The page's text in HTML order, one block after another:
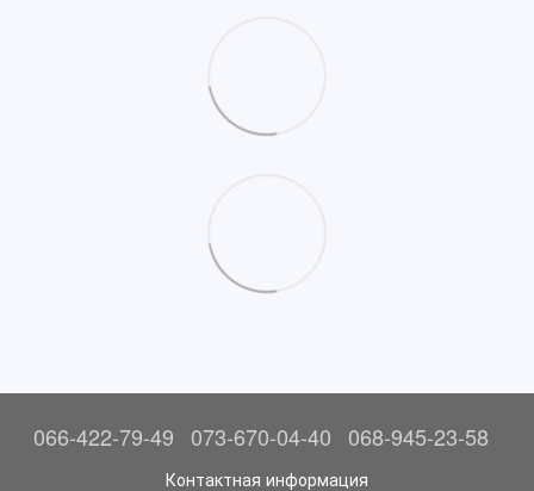
066-422-79-49 073-670-04-40 068-945-23-58
Контактная информация